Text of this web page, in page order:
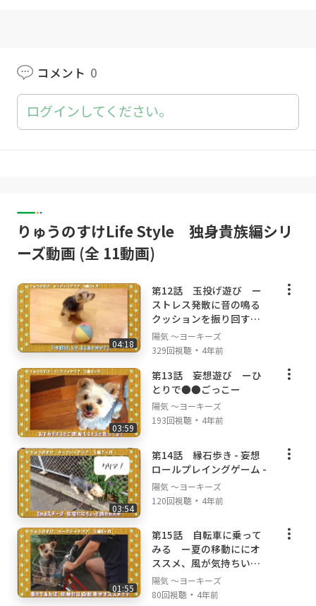
コメント 0
ログインしてください。
りゅうのすけLife Style 独身貴族編シリ
ーズ動画 (全 11動画)
04:18
第12話 玉投げ遊び ー
ストレス発散に音の鳴る
クッションを振り回す
ー season2
陽気 ～ヨーキーズ
329回視聴 ・ 4年前
03:59
第13話 妄想遊び ーひ
とりで●●ごっこー
陽気 ～ヨーキーズ
193回視聴 ・ 4年前
03:54
第14話 縁石歩き - 妄想
ロールプレイングゲーム -
陽気 ～ヨーキーズ
120回視聴 ・ 4年前
01:55
第15話 自転車に乗って
みる ー夏の移動ににオ
ススメ、風が気持ちいい
ー
陽気 ～ヨーキーズ
80回視聴 ・ 4年前